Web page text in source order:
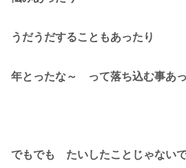
うだうだすることもあったり
年とったな～ って落ち込む事あ
でもでも たいしたことじゃないで